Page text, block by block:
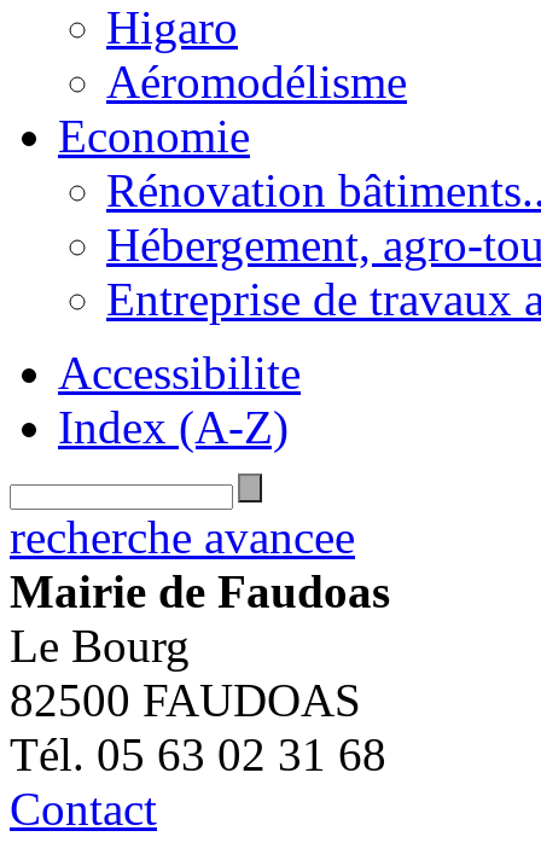
Higaro
Aéromodélisme
Economie
Rénovation
Hébergement, agro-
Entreprise de travaux
Accessibilite
Index (A-Z)
recherche avancee
Mairie de Faudoas
Le Bourg
82500 FAUDOAS
Tél. 05 63 02 31 68
Contact